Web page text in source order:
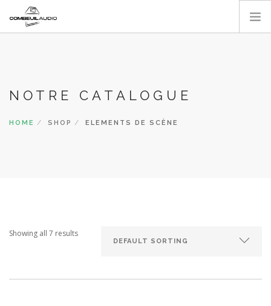
NOS RÉALISATIONS
NOTRE CATALOGUE
HOME SHOP ELEMENTS DE SCÈNE
Showing all 7 results